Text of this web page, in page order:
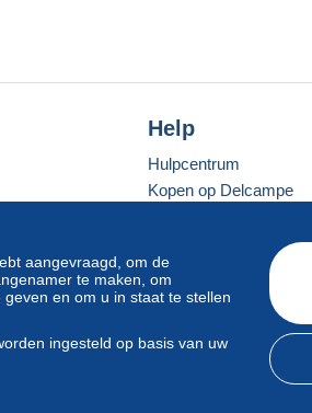
aangevraagd, om de
te maken, om
en om u in staat te stellen
ingesteld op basis van uw
Help
Hulpcentrum
Kopen op Delcampe
Een beveiligde website